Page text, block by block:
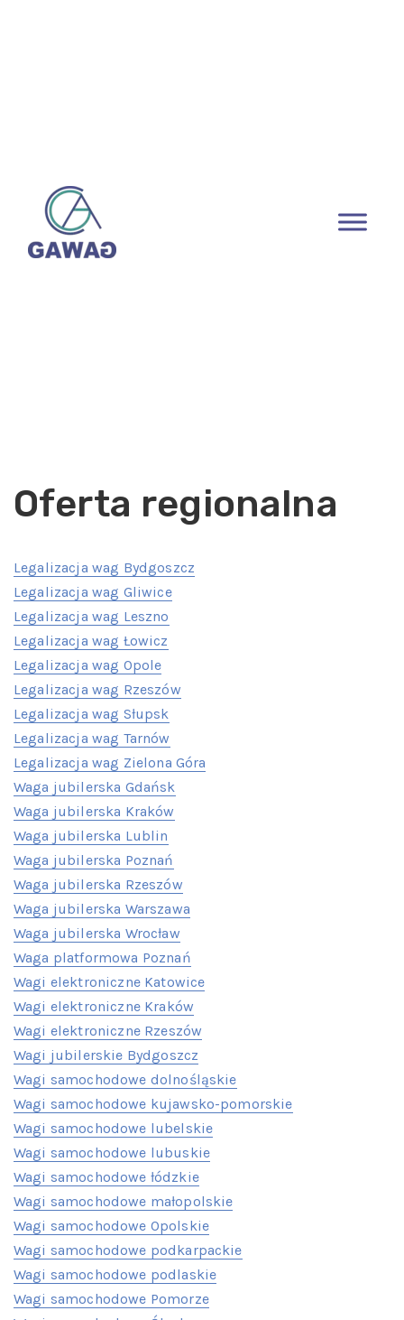
Oferta regionalna
Legalizacja wag Bydgoszcz
Legalizacja wag Gliwice
Legalizacja wag Leszno
Legalizacja wag Łowicz
Legalizacja wag Opole
Legalizacja wag Rzeszów
Legalizacja wag Słupsk
Legalizacja wag Tarnów
Legalizacja wag Zielona Góra
Waga jubilerska Gdańsk
Waga jubilerska Kraków
Waga jubilerska Lublin
Waga jubilerska Poznań
Waga jubilerska Rzeszów
Waga jubilerska Warszawa
Waga jubilerska Wrocław
Waga platformowa Poznań
Wagi elektroniczne Katowice
Wagi elektroniczne Kraków
Wagi elektroniczne Rzeszów
Wagi jubilerskie Bydgoszcz
Wagi samochodowe dolnośląskie
Wagi samochodowe kujawsko-pomorskie
Wagi samochodowe lubelskie
Wagi samochodowe lubuskie
Wagi samochodowe łódzkie
Wagi samochodowe małopolskie
Wagi samochodowe Opolskie
Wagi samochodowe podkarpackie
Wagi samochodowe podlaskie
Wagi samochodowe Pomorze